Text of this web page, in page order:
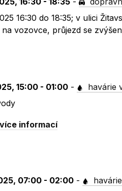
16:30 do 18:35; v ulici
na vozovce, průjezd se
15:00 - 01:00 - havárie
informací
07:00 - 02:00 -